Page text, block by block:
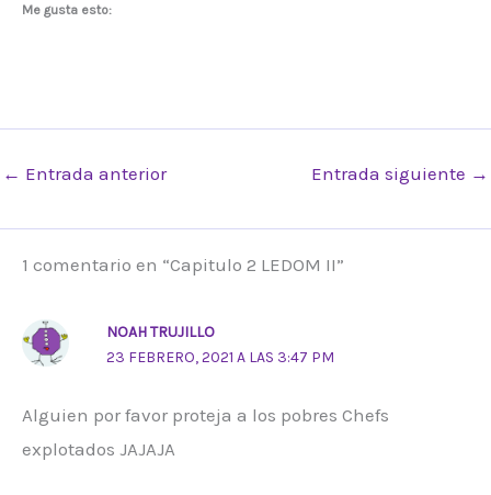
Me gusta esto:
← Entrada anterior Entrada siguiente →
1 comentario en “Capitulo 2 LEDOM II”
NOAH TRUJILLO
23 FEBRERO, 2021 A LAS 3:47 PM
Alguien por favor proteja a los pobres Chefs
explotados JAJAJA